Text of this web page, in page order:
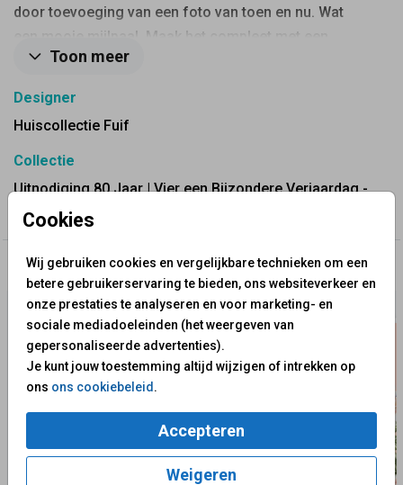
Cookies
Wij gebruiken cookies en vergelijkbare technieken om een
betere gebruikerservaring te bieden, ons websiteverkeer en
onze prestaties te analyseren en voor marketing- en
sociale mediadoeleinden (het weergeven van
gepersonaliseerde advertenties).
Je kunt jouw toestemming altijd wijzigen of intrekken op
ons ons cookiebeleid.
Accepteren
Weigeren
door toevoeging van een foto van toen en nu. Wat
een mooie mijlpaal. Maak het compleet met een
gouden envelop.
Toon meer
Designer
Huiscollectie Fuif
Collectie
Uitnodiging 80 Jaar | Vier een Bijzondere Verjaardag -
Fuif
✨ Deze ontwerpen vind je misschien ook leuk